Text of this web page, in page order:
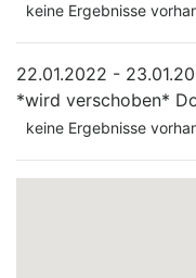
keine Ergebnisse
22.01.2022 -
*wird verschoben*
keine Ergebnisse